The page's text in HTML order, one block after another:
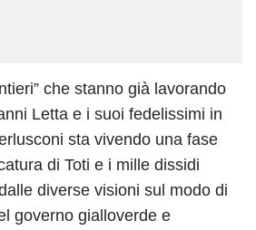
che stanno già lavorando
Letta e i suoi fedelissimi in
sta vivendo una fase
di Toti e i mille dissidi
diverse visioni sul modo di
governo gialloverde e